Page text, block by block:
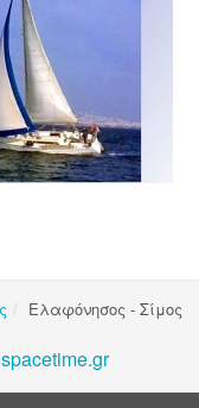
Ελαφόνησος - Σίμος